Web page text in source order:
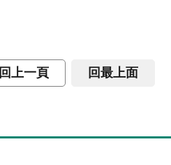
回上一頁 回最上面